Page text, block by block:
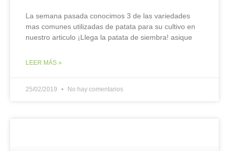
La semana pasada conocimos 3 de las variedades
mas comunes utilizadas de patata para su cultivo en
nuestro articulo ¡Llega la patata de siembra! asique
LEER MÁS »
25/02/2019 No hay comentarios